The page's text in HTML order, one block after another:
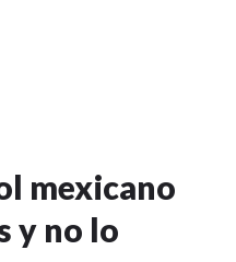
mexicano
y no lo